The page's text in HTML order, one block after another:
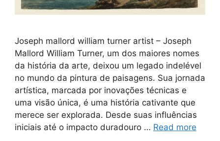
Joseph mallord william turner artist – Joseph
Mallord William Turner, um dos maiores nomes
da história da arte, deixou um legado indelével
no mundo da pintura de paisagens. Sua jornada
artística, marcada por inovações técnicas e
uma visão única, é uma história cativante que
merece ser explorada. Desde suas influências
iniciais até o impacto duradouro … Read more